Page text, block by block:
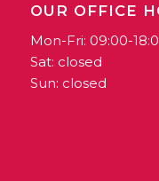
OUR OFFICE
Mon-Fri: 09:00-
Sat: closed
Sun: closed